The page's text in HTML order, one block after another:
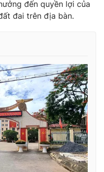
897đến quyền lợi của
đai trên địa bàn.